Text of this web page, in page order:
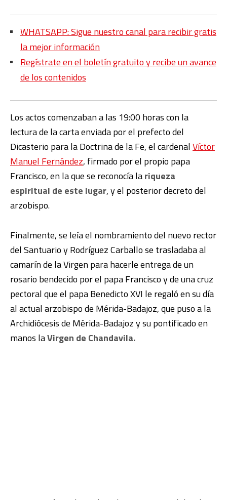
WHATSAPP: Sigue nuestro canal para recibir gratis
la mejor información
Regístrate en el boletín gratuito y recibe un avance
de los contenidos
Los actos comenzaban a las 19:00 horas con la
lectura de la carta enviada por el prefecto del
Dicasterio para la Doctrina de la Fe, el cardenalVíctor
Manuel Fernández, firmado por el propio papa
Francisco, en la que se reconocía lariqueza
espiritual de este lugar, y el posterior decreto del
arzobispo.
Finalmente, se leía el nombramiento del nuevo rector
del Santuario y Rodríguez Carballo se trasladaba al
camarín de la Virgen para hacerle entrega de un
rosario bendecido por el papa Francisco y de una cruz
pectoral que el papa Benedicto XVI le regaló en su día
al actual arzobispo de Mérida-Badajoz, que puso a la
Archidiócesis de Mérida-Badajoz y su pontificado en
manos laVirgen de Chandavila.